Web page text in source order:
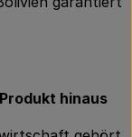
hinaus